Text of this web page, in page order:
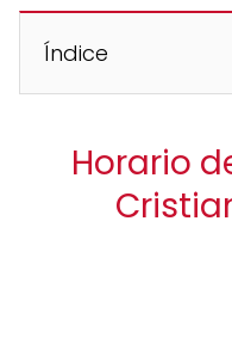
Índice
Horario